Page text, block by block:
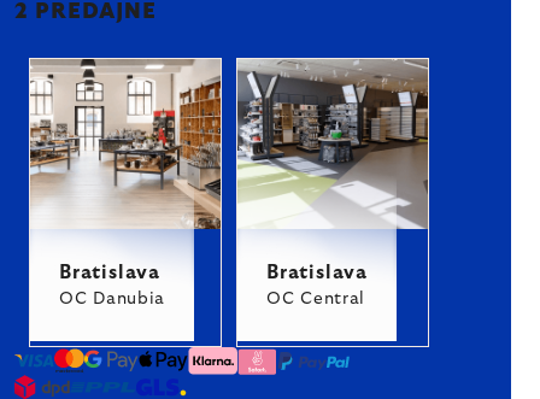
2 PREDAJNE
Bratislava
OC Danubia
Bratislava
OC Central